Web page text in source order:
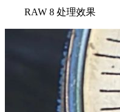
RAW 8 处理效果